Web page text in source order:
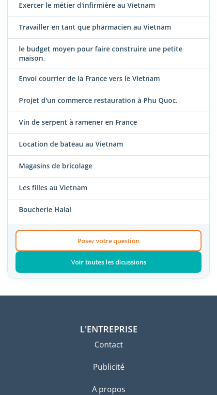
Exercer le métier d'infirmière au Vietnam
Travailler en tant que pharmacien au Vietnam
le budget moyen pour faire construire une petite
maison.
Envoi courrier de la France vers le Vietnam
Projet d'un commerce restauration à Phu Quoc.
Vin de serpent à ramener en France
Location de bateau au Vietnam
Magasins de bricolage
Les filles au Vietnam
Boucherie Halal
Posez votre question
Voir toutes les dicussions
L'ENTREPRISE
Contact
Publicité
A propos